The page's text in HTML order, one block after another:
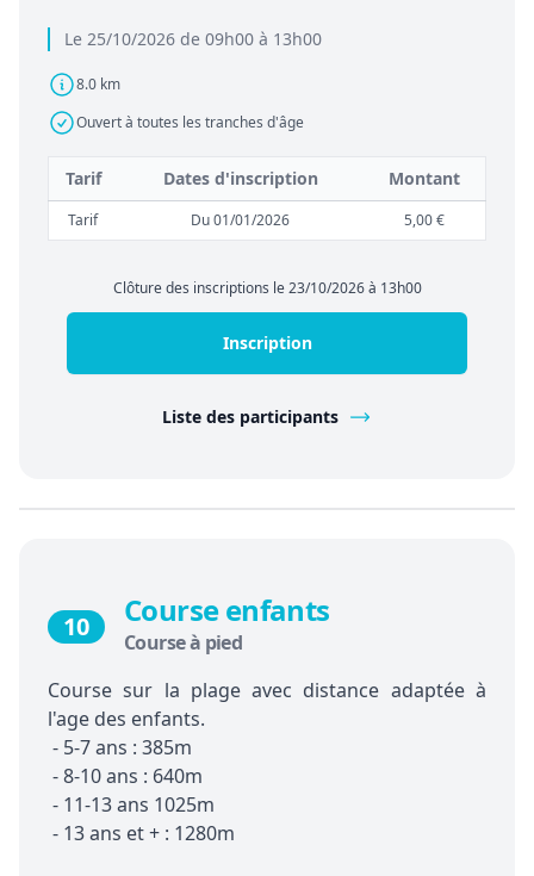
Le 25/10/2026 de 09h00 à 13h00
8.0 km
Ouvert à toutes les tranches d'âge
Tarif Dates d'inscription Montant
Tarif Du 01/01/2026 5,00 €
Clôture des inscriptions le 23/10/2026 à 13h00
Inscription
Liste des participants
10 Course enfants
Course à pied
Course sur la plage avec distance adaptée à
l'age des enfants.
- 5-7 ans : 385m
- 8-10 ans : 640m
- 11-13 ans 1025m
- 13 ans et + : 1280m